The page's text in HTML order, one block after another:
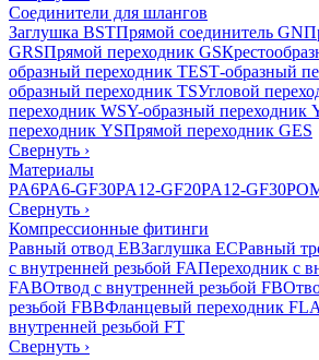
Соединители для шлангов
Заглушка BSTПрямой соединитель GN
GRSПрямой переходник GS
образный переходник TESТ-образный
образный переходник TSУгловой
переходник WSY-образный переходник
переходник YSПрямой переходник GES
Свернуть ›
Материалы
PA6PA6-GF30PA12-GF20PA12-GF30
Свернуть ›
Компрессионные фитинги
Равный отвод EBЗаглушка ECРавный
с внутренней резьбой FAПереходник с
FABОтвод с внутренней резьбой FB
резьбой FBBФланцевый переходник FLA
внутренней резьбой FT
Свернуть ›